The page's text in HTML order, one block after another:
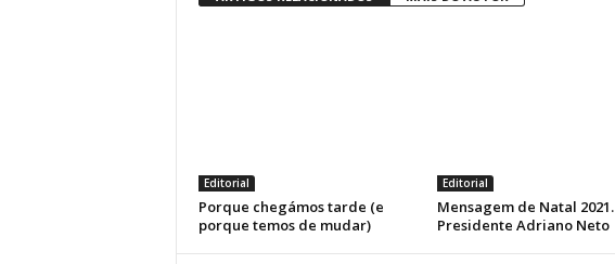
Editorial
Porque chegámos tarde (e
porque temos de mudar)
Editorial
Mensagem de Natal 2021.
Presidente Adriano Neto